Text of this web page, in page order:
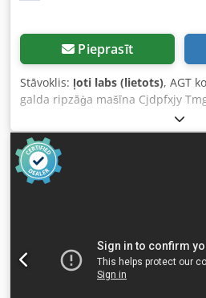
Pieprasīt
Stāvoklis: ļoti labs (lietots), AGT
galda ripzāģa mašīna Cjdpfxjy
platums: 380 mm - Griešanas
apm. 50 kg - Nolaižams un